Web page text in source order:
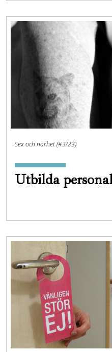
Sex och närhet (#3/23)
Utbilda